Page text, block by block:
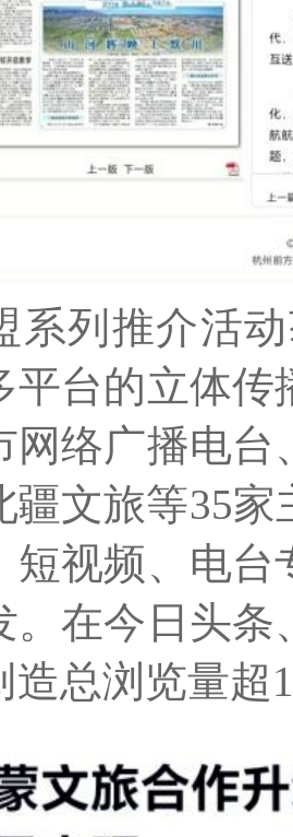
列推介活动
平台的立体
网络广播电
疆文旅等35
短视频、电
。在今日头
造总浏览量超